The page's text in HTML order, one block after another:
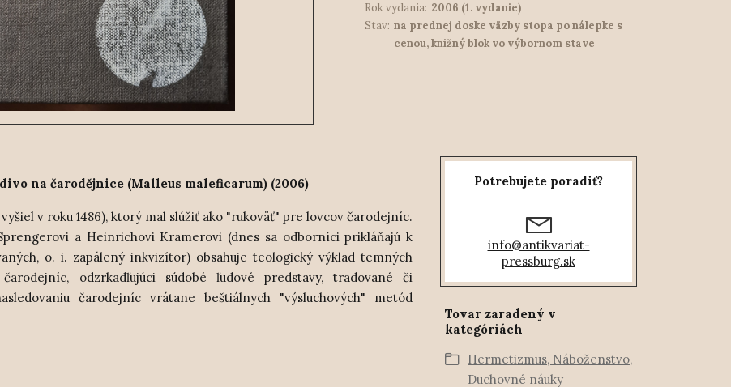
Rok vydania: 2006 (1. vydanie)
Stav: na prednej doske väzby stopa po nálepke s
cenou, knižný blok vo výbornom stave
na čarodějnice (Malleus maleficarum) (2006)
v roku 1486), ktorý mal slúžiť ako "rukoväť" pre lovcov čarodejníc.
a Heinrichovi Kramerovi (dnes sa odborníci prikláňajú k
o. i. zapálený inkvizítor) obsahuje teologický výklad temných
odzrkadľujúci súdobé ľudové predstavy, tradované či
čarodejníc vrátane beštiálnych "výsluchových" metód
Potrebujete poradiť?
info@antikvariat-
pressburg.sk
Tovar zaradený v
kategóriách
Hermetizmus, Náboženstvo,
Duchovné náuky